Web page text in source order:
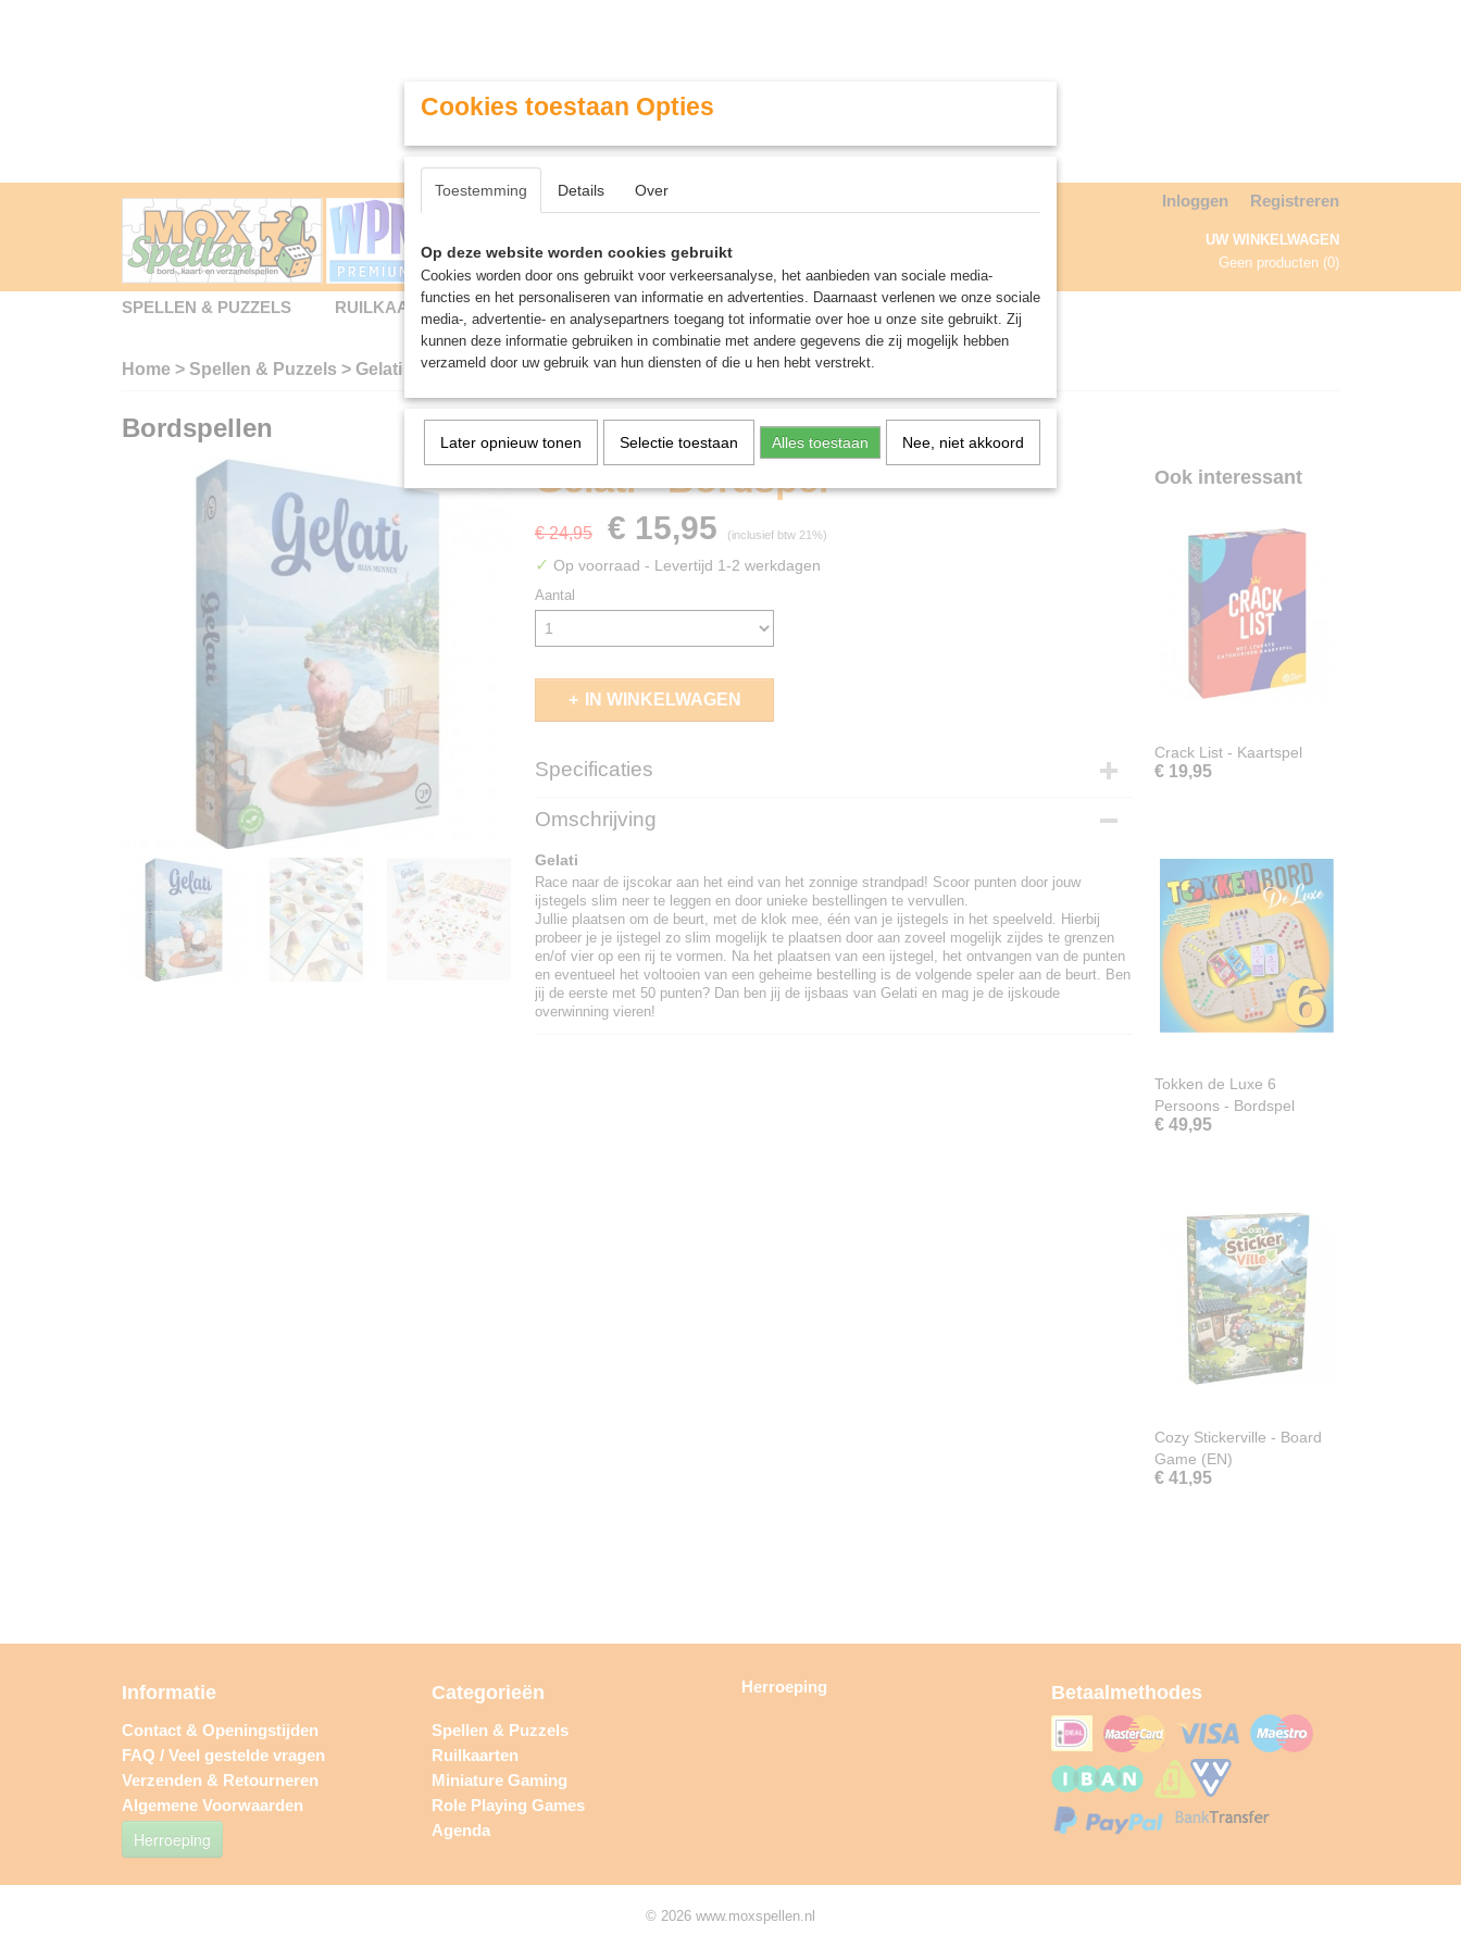
Contact & Openingstijden Inloggen Registreren
UW WINKELWAGEN
Geen producten (0)
SPELLEN & PUZZELS RUILKAARTEN MINIATURE GAMING ROLE PLAYING GAMES AGENDA
Home > Spellen & Puzzels > Gelati - Bordspel
Bordspellen
Gelati - Bordspel
€ 24,95 € 15,95 (inclusief btw 21%)
✓ Op voorraad - Levertijd 1-2 werkdagen
Aantal
IN WINKELWAGEN
Specificaties
EAN code
Omschrijving
Gelati
Race naar de ijscokar aan het eind van het zonnige strandpad! Scoor punten door jouw
ijstegels slim neer te leggen en door unieke bestellingen te vervullen.
Jullie plaatsen om de beurt, met de klok mee, één van je ijstegels in het speelveld. Hierbij
probeer je je ijstegel zo slim mogelijk te plaatsen door aan zoveel mogelijk zijdes te grenzen
en/of vier op een rij te vormen. Na het plaatsen van een ijstegel, het ontvangen van de punten
en eventueel het voltooien van een geheime bestelling is de volgende speler aan de beurt. Ben
jij de eerste met 50 punten? Dan ben jij de ijsbaas van Gelati en mag je de ijskoude
overwinning vieren!
Ook interessant
Crack List - Kaartspel
€ 19,95
Tokken de Luxe 6
Persoons - Bordspel
€ 49,95
Cozy Stickerville - Board
Game (EN)
€ 41,95
Informatie
Contact & Openingstijden
FAQ / Veel gestelde vragen
Verzenden & Retourneren
Algemene Voorwaarden
Herroeping
Categorieën
Spellen & Puzzels
Ruilkaarten
Miniature Gaming
Role Playing Games
Agenda
Herroeping Betaalmethodes
© 2026 www.moxspellen.nl
Cookies toestaan Opties
Toestemming Details Over
Op deze website worden cookies gebruikt
Cookies worden door ons gebruikt voor verkeersanalyse, het aanbieden van sociale media-
functies en het personaliseren van informatie en advertenties. Daarnaast verlenen we onze sociale
media-, advertentie- en analysepartners toegang tot informatie over hoe u onze site gebruikt. Zij
kunnen deze informatie gebruiken in combinatie met andere gegevens die zij mogelijk hebben
verzameld door uw gebruik van hun diensten of die u hen hebt verstrekt.
Later opnieuw tonen Selectie toestaan Alles toestaan Nee, niet akkoord